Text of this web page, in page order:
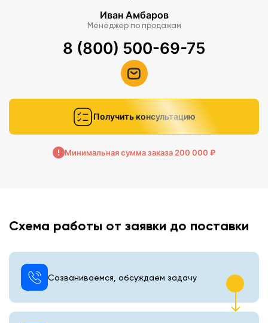
Иван Амбаров
Менеджер по продажам
8 (800) 500-69-75
Получить консультацию
Минимальная сумма заказа 200 000 ₽
Схема работы от заявки до поставки
Созваниваемся, обсуждаем задачу